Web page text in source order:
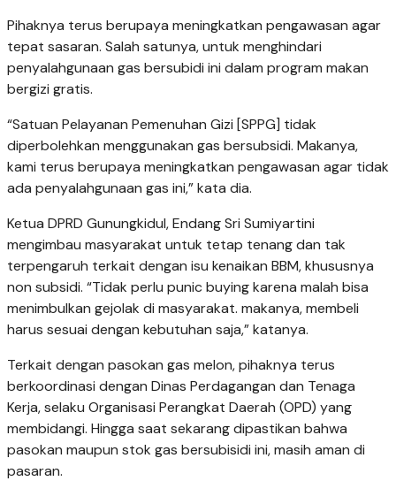
Pihaknya terus berupaya meningkatkan pengawasan agar
tepat sasaran. Salah satunya, untuk menghindari
penyalahgunaan gas bersubidi ini dalam program makan
bergizi gratis.
“Satuan Pelayanan Pemenuhan Gizi [SPPG] tidak
diperbolehkan menggunakan gas bersubsidi. Makanya,
kami terus berupaya meningkatkan pengawasan agar tidak
ada penyalahgunaan gas ini,” kata dia.
Ketua DPRD Gunungkidul, Endang Sri Sumiyartini
mengimbau masyarakat untuk tetap tenang dan tak
terpengaruh terkait dengan isu kenaikan BBM, khususnya
non subsidi. “Tidak perlu punic buying karena malah bisa
menimbulkan gejolak di masyarakat. makanya, membeli
harus sesuai dengan kebutuhan saja,” katanya.
Terkait dengan pasokan gas melon, pihaknya terus
berkoordinasi dengan Dinas Perdagangan dan Tenaga
Kerja, selaku Organisasi Perangkat Daerah (OPD) yang
membidangi. Hingga saat sekarang dipastikan bahwa
pasokan maupun stok gas bersubisidi ini, masih aman di
pasaran.